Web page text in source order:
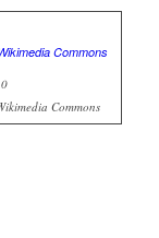
Commons